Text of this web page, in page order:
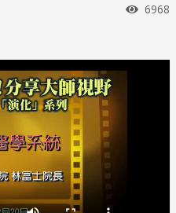
瀏覽
6968